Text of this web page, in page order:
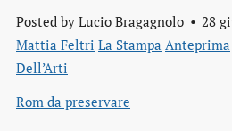
Posted by Lucio Bragagnolo 28
Mattia Feltri La Stampa Anteprima
Dell’Arti
Rom da preservare